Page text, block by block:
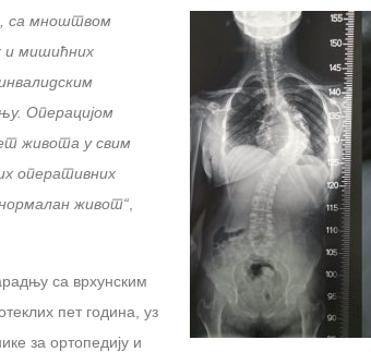
са мноштвом
и мишићних
Операцијом
живота у свим
оперативних
живот“
са врхунским
пет година, уз
за ортопедију и